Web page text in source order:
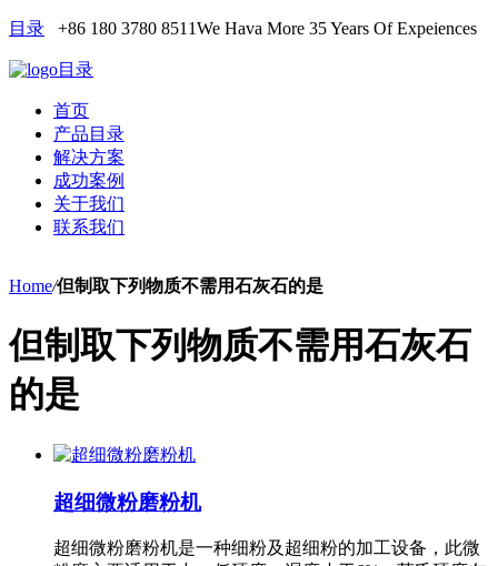
目录 +86 180 3780 8511We Hava More 35 Years Of Expeiences
目录
首页
产品目录
解决方案
成功案例
关于我们
联系我们
Home/但制取下列物质不需用石灰石的是
但制取下列物质不需用石灰石
的是
超细微粉磨粉机
超细微粉磨粉机是一种细粉及超细粉的加工设备，此微